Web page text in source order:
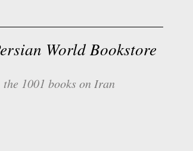
World Bookstore
the 1001 books on Iran